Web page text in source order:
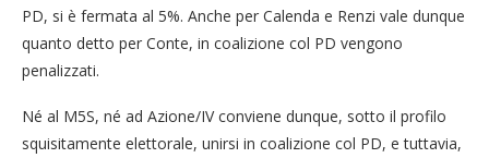
PD, si è fermata al 5%. Anche per Calenda e Renzi vale dunque
quanto detto per Conte, in coalizione col PD vengono
penalizzati.
Né al M5S, né ad Azione/IV conviene dunque, sotto il profilo
squisitamente elettorale, unirsi in coalizione col PD, e tuttavia,